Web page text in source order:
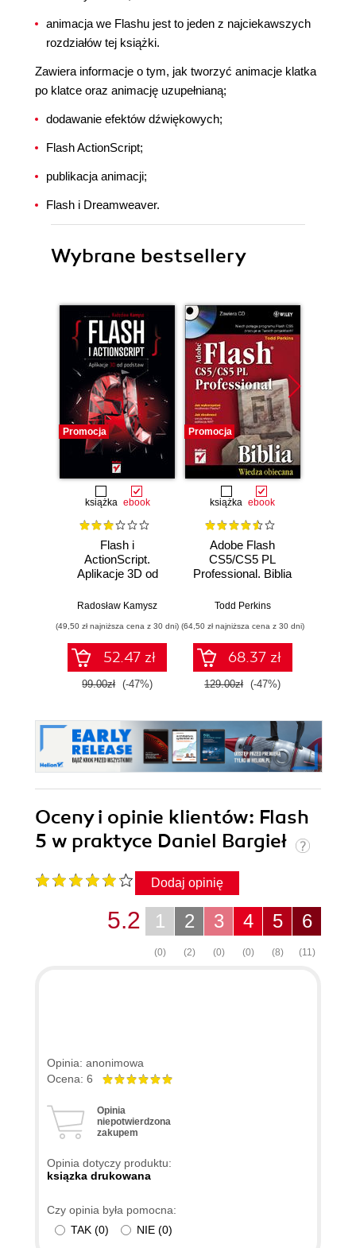
animacja we Flashu jest to jeden z najciekawszych
rozdziałów tej książki.
Zawiera informacje o tym, jak tworzyć animacje klatka
po klatce oraz animację uzupełnianą;
dodawanie efektów dźwiękowych;
Flash ActionScript;
publikacja animacji;
Flash i Dreamweaver.
Wybrane bestsellery
Promocja
książka ebook
Flash i
ActionScript.
Aplikacje 3D od
Radosław Kamysz
(49,50 zł najniższa cena z 30 dni)
52.47 zł
99.00zł (-47%)
Promocja
książka ebook
Adobe Flash
CS5/CS5 PL
Professional. Biblia
Todd Perkins
(64,50 zł najniższa cena z 30 dni)
68.37 zł
129.00zł (-47%)
Oceny i opinie klientów: Flash
5 w praktyce Daniel Bargieł
Dodaj opinię
6
(11)
5
(8)
4
(0)
3
(0)
2
(2)
1
(0)
5.2
Opinia: anonimowa
Ocena: 6
Opinia
niepotwierdzona
zakupem
Opinia dotyczy produktu:
ksiązka drukowana
Czy opinia była pomocna:
TAK (0) NIE (0)